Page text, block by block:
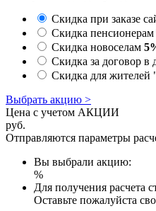
Скидка при заказе
Скидка пенсионерам
Скидка новоселам
Скидка за договор в
Скидка для жителей
Выбрать акцию >
Цена с учетом АКЦИИ
руб.
Отправляются параметры
Вы выбрали акцию:
%
Для получения расчета
Оставьте пожалуйста